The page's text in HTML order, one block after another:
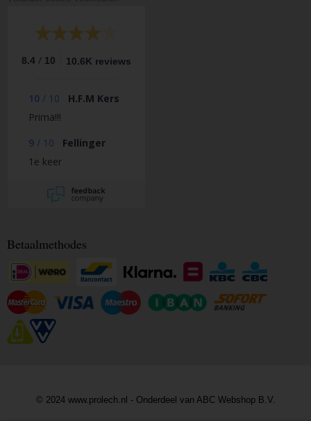
8.4 / 10 10.6K reviews
10 / 10
H.F.M Kers
Prima!!!
9 / 10
Fellinger
1e keer
Betaalmethodes